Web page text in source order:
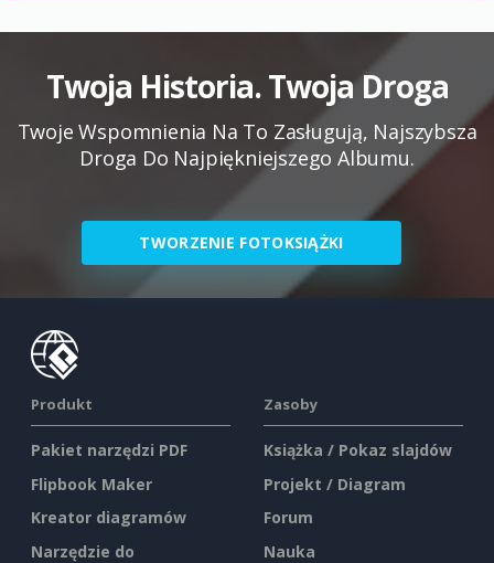
Twoja Historia. Twoja Droga
Twoje Wspomnienia Na To Zasługują, Najszybsza
Droga Do Najpiękniejszego Albumu.
TWORZENIE FOTOKSIĄŻKI
Produkt
Pakiet narzędzi PDF
Flipbook Maker
Kreator diagramów
Narzędzie do
Zasoby
Książka / Pokaz slajdów
Projekt / Diagram
Forum
Nauka